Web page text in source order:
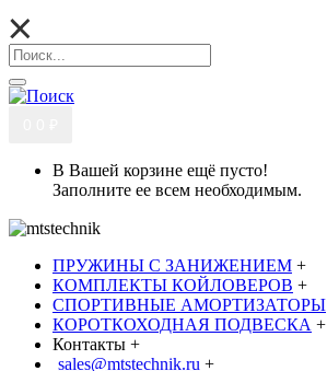
В Вашей корзине ещё пусто!
Заполните ее всем необходимым.
ПРУЖИНЫ С ЗАНИЖЕНИЕМ +
КОМПЛЕКТЫ КОЙЛОВЕРОВ +
СПОРТИВНЫЕ АМОРТИЗАТОРЫ
КОРОТКОХОДНАЯ ПОДВЕСКА +
Контакты +
sales@mtstechnik.ru +